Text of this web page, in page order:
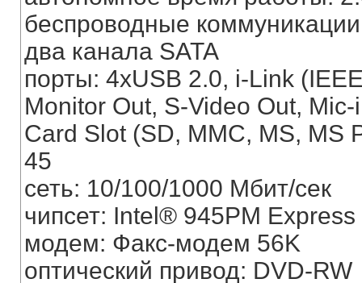
беспроводные
два канала SATA
порты: 4xUSB 2.0, i-Link
Monitor Out, S-Video Out,
Card Slot (SD, MMC, MS, MS
45
сеть: 10/100/1000 Мбит/сек
чипсет: Intel® 945PM
модем: Факс-модем 56K
оптический привод: DVD-RW